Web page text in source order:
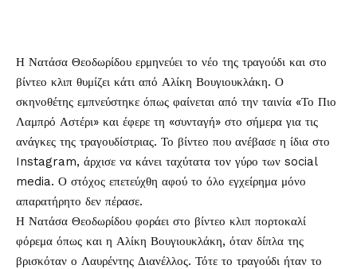
Η Νατάσα Θεοδωρίδου ερμηνεύει το νέο της τραγούδι και στο
βίντεο κλιπ θυμίζει κάτι από Αλίκη Βουγιουκλάκη. Ο
σκηνοθέτης εμπνεύστηκε όπως φαίνεται από την ταινία «Το Πιο
Λαμπρό Αστέρι» και έφερε τη «συνταγή» στο σήμερα για τις
ανάγκες της τραγουδίστριας. Το βίντεο που ανέβασε η ίδια στο
Instagram, άρχισε να κάνει ταχύτατα τον γύρο των social
media. Ο στόχος επετεύχθη αφού το όλο εγχείρημα μόνο
απαρατήρητο δεν πέρασε.
Η Νατάσα Θεοδωρίδου φοράει στο βίντεο κλιπ πορτοκαλί
φόρεμα όπως και η Αλίκη Βουγιουκλάκη, όταν δίπλα της
βρισκόταν ο Λαυρέντης Διανέλλος. Τότε το τραγούδι ήταν το